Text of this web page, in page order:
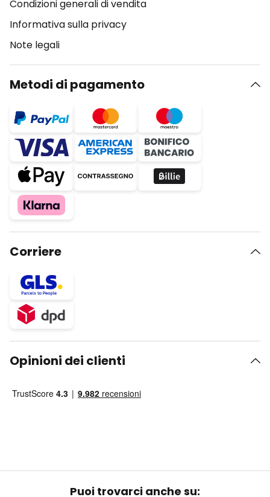
Condizioni generali di vendita
Informativa sulla privacy
Note legali
Metodi di pagamento
Corriere
Opinioni dei clienti
Puoi trovarci anche su: